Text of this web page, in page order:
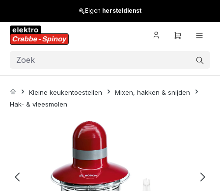
Eigen hersteldienst
Kleine keukentoestellen
Mixen, hakken & snijden
Hak- & vleesmolen